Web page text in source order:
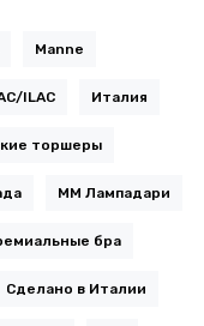
Manne
ILAC Италия
торшеры
ММ Лампадари
бра
Сделано в Италии